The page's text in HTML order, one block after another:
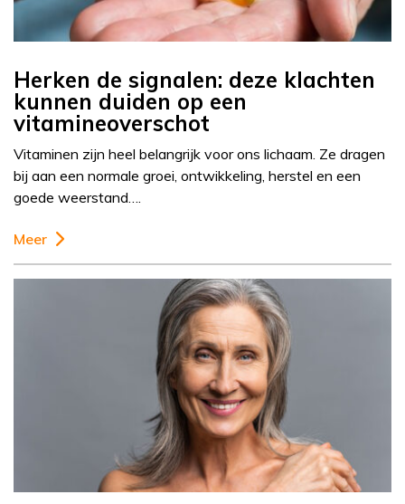
Herken de signalen: deze klachten
kunnen duiden op een
vitamineoverschot
Vitaminen zijn heel belangrijk voor ons lichaam. Ze dragen
bij aan een normale groei, ontwikkeling, herstel en een
goede weerstand….
Meer